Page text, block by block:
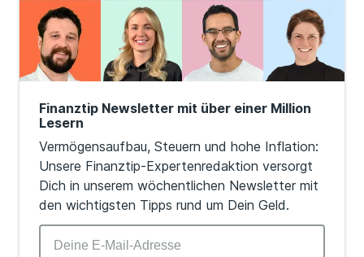
Finanztip Newsletter mit über einer Million
Lesern
Vermögensaufbau, Steuern und hohe Inflation:
Unsere Finanztip-Expertenredaktion versorgt
Dich in unserem wöchentlichen Newsletter mit
den wichtigsten Tipps rund um Dein Geld.